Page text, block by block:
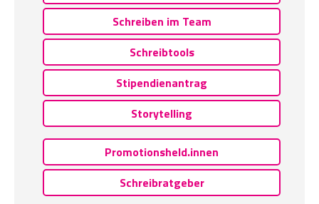
Schreiben im Team
Schreibtools
Stipendienantrag
Storytelling
Promotionsheld.innen
Schreibratgeber